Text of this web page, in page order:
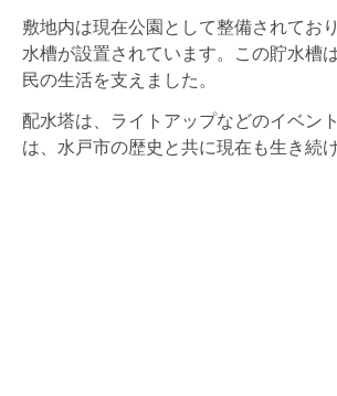
敷地内は現在公園として整備されてお
水槽が設置されています。この貯水槽
民の生活を支えました。
配水塔は、ライトアップなどのイベン
は、水戸市の歴史と共に現在も生き続